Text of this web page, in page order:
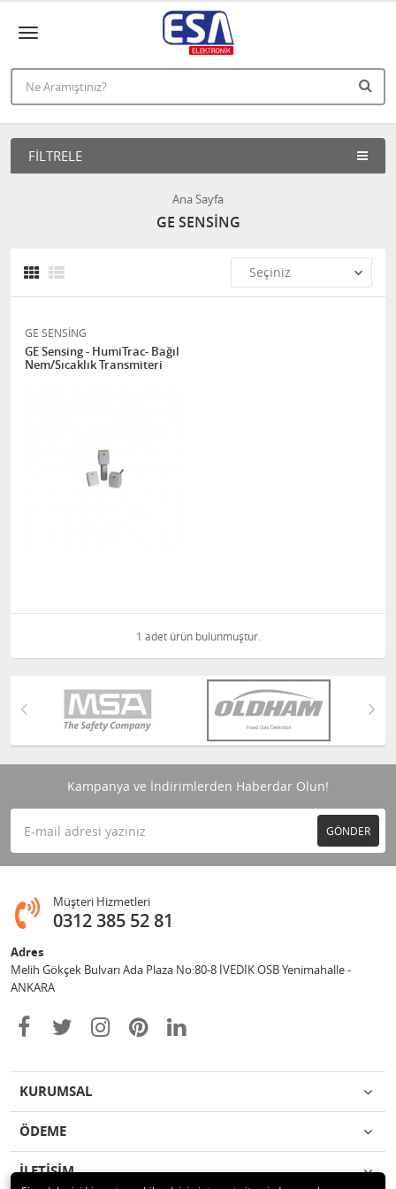
FILTRELE
Ana Sayfa
GE SENSİNG
GE SENSİNG
GE Sensing - HumiTrac- Bağıl
Nem/Sıcaklık Transmiteri
1 adet ürün bulunmuştur.
Kampanya ve İndirimlerden Haberdar Olun!
GÖNDER
Müşteri Hizmetleri
0312 385 52 81
Adres
Melih Gökçek Bulvarı Ada Plaza No:80-8 İVEDİK OSB Yenimahalle -
ANKARA
KURUMSAL
ÖDEME
İLETİŞİM